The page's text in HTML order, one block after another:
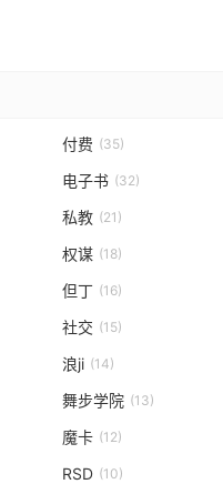
付费 (35)
电子书 (32)
私教 (21)
权谋 (18)
但丁 (16)
社交 (15)
浪ji (14)
舞步学院 (13)
魔卡 (12)
RSD (10)